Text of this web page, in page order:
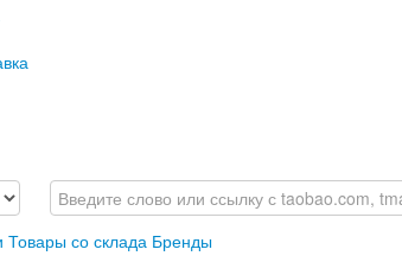
Товары со склада Бренды